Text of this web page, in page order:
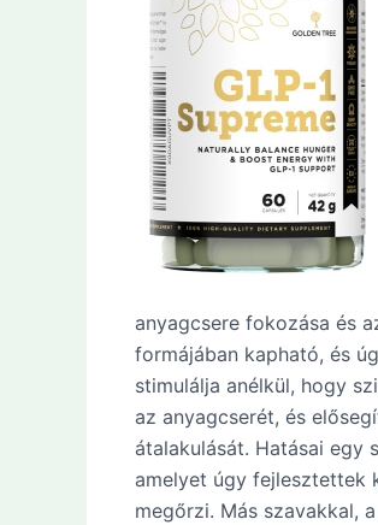
anyagcsere fokozása és
formájában kapható, és
stimulálja anélkül, hogy
az anyagcserét, és
átalakulását. Hatásai egy
amelyet úgy fejlesztettek
megőrzi. Más szavakkal,